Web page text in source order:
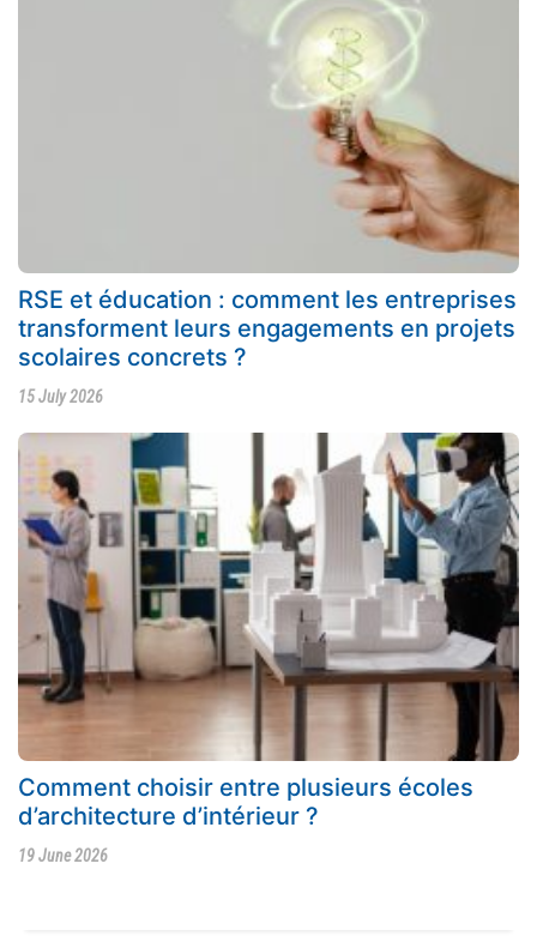
RSE et éducation : comment les entreprises
transforment leurs engagements en projets
scolaires concrets ?
15 July 2026
Comment choisir entre plusieurs écoles
d’architecture d’intérieur ?
19 June 2026